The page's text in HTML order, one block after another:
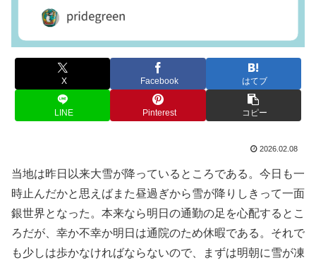
X Facebook はてブ
LINE Pinterest コピー
2026.02.08
当地は昨日以来大雪が降っているところである。今日も一
時止んだかと思えばまた昼過ぎから雪が降りしきって一面
銀世界となった。本来なら明日の通勤の足を心配するとこ
ろだが、幸か不幸か明日は通院のため休暇である。それで
も少しは歩かなければならないので、まずは明朝に雪が凍